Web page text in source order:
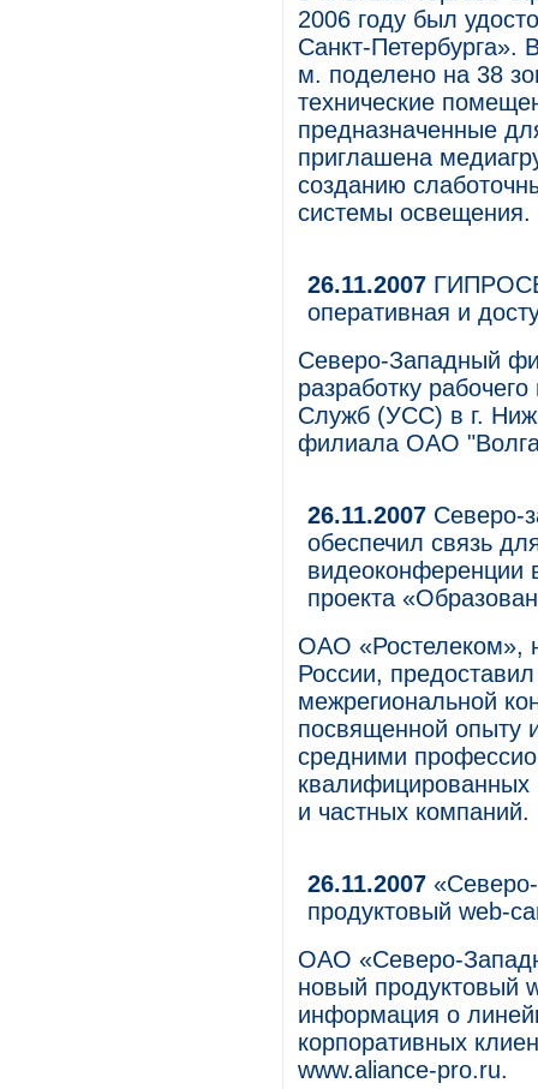
2006 году был
Санкт-Петербурга».
м. поделено на 38
технические
предназначенные
приглашена
созданию
системы освещения.
26.11.2007
оперативная и
Северо-Западный
разработку
Служб (УСС) в г.
филиала ОАО
26.11.2007 Северо-
обеспечил связь
видеоконференции
проекта
ОАО «Ростелеком»,
России,
межрегиональной
посвященной опыту
средними
квалифицированных
и частных компаний.
26.11.2007
продуктовый web-
ОАО «Северо-
новый продуктовый
информация о
корпоративных
www.aliance-pro.ru.